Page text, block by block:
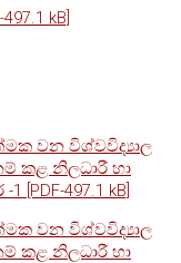
kB]
වන විශ්වවිද්‍යාල
කළ නිලධාරී හා
497.1 kB]
වන විශ්වවිද්‍යාල
කළ නිලධාරී හා